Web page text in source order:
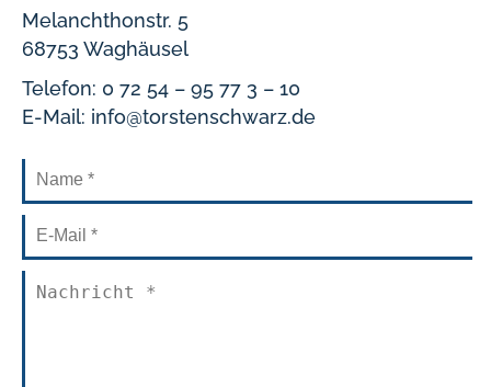
Melanchthonstr. 5
68753 Waghäusel
Telefon: 0 72 54 – 95 77 3 – 10
E-Mail: info@torstenschwarz.de